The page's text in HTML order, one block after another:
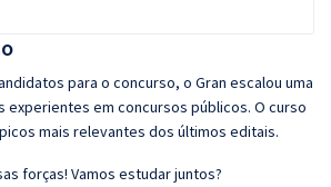
para o concurso, o Gran escalou uma
em concursos públicos. O curso
mais relevantes dos últimos editais.
forças! Vamos estudar juntos?